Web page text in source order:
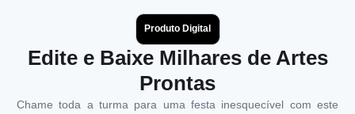
Produto Digital
Edite e Baixe Milhares de Artes
Prontas
Chame toda a turma para uma festa inesquecível com este